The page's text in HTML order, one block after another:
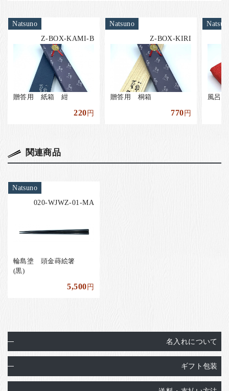
Natsuno
Z-BOX-KAMI-B
贈答用 紙箱 紺
220円
Natsuno
Z-BOX-KIRI
贈答用 桐箱
770円
風呂
関連商品
Natsuno
020-WJWZ-01-MA
輪島塗 頭金蒔絵箸
(黒)
5,500円
名入れについて
ギフト包装